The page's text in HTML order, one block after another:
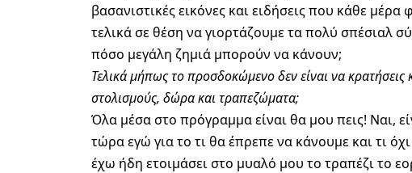
βασανιστικές εικόνες και ειδήσεις που κάθε
τελικά σε θέση να γιορτάζουμε τα πολύ σπέσιαλ
πόσο μεγάλη ζημιά μπορούν να κάνουν;
Τελικά μήπως το προσδοκώμενο δεν είναι να
στολισμούς, δώρα και τραπεζώματα;
Όλα μέσα στο πρόγραμμα είναι θα μου πεις! Ναι,
τώρα εγώ για το τι θα έπρεπε να κάνουμε και τι
έχω ήδη ετοιμάσει στο μυαλό μου το τραπέζι το